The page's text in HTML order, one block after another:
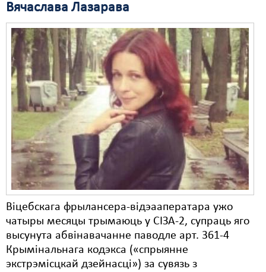
Вячаслава Лазарава
Віцебскага фрылансера-відэааператара ужо
чатыры месяцы трымаюць у СІЗА-2, супраць яго
высунута абвінавачанне паводле арт. 361-4
Крымінальнага кодэкса («спрыянне
экстрэмісцкай дзейнасці») за сувязь з